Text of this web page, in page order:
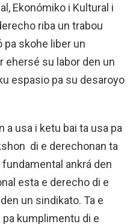
Ekonómiko i Kultural i
riba un trabou
pa skohe liber un
ehersé su labor den un
espasio pa su desaroyo
a usa i ketu bai ta usa pa
di e derechonan ta
ankrá den
esta e derecho di e
un sindikato. Ta e
pa kumplimentu di e